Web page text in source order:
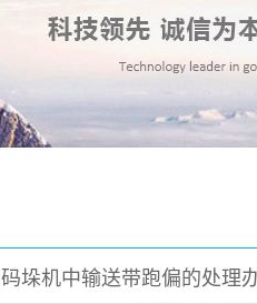
码垛机中输送带跑偏的处理